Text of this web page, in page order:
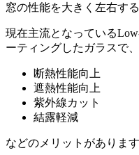
窓の性能を大きく左右す
現在主流となっている
ーティングしたガラスで、
断熱性能向上
遮熱性能向上
紫外線カット
結露軽減
などのメリットがあります